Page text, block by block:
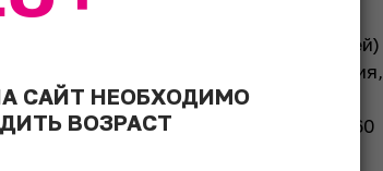
из маленькой деревни (1000 жителей)
и стремительной историей развития,
DOC в 1987 году, получения статуса
10 лет (с 50 га в 2009 до почти 160
на бароло в последний урожай
САЙТ НЕОБХОДИМО
ВОЗРАСТ